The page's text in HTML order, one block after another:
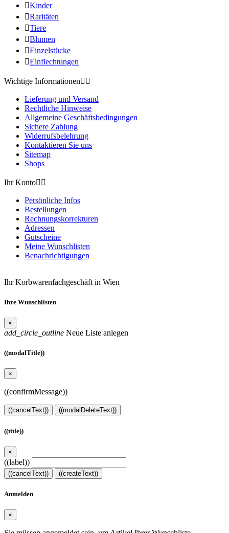
Kinder
Raritäten
Tiere
Blumen
Einzelstücke
Einflechtungen
Wichtige Informationen 
Lieferung und Versand
Rechtliche Hinweise
Allgemeine Geschäftsbedingungen
Sichere Zahlung
Widerrufsbelehrung
Kontaktieren Sie uns
Sitemap
Shops
Ihr Konto 
Persönliche Infos
Bestellungen
Rechnungskorrekturen
Adressen
Gutscheine
Meine Wunschlisten
Benachrichtigungen
Ihr Korbwarenfachgeschäft in Wien
Ihre Wunschlisten
×
add_circle_outline Neue Liste anlegen
((modalTitle))
×
((confirmMessage))
((cancelText)) ((modalDeleteText))
((title))
×
((label))
((cancelText)) ((createText))
Anmelden
×